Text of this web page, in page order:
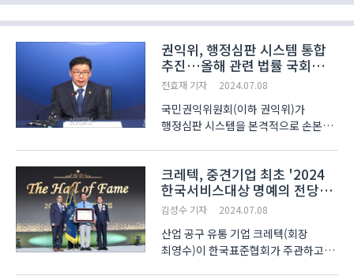
소학회로, 주요 목표는 사람을 위한
데이터 분석에 있다. 올해, 회원들은
춘계 (사)한국창업학회와 하계 (사)한..
권익위, 행정심판 시스템 통합
추진…올해 관련 법률 국회
제출
전효재 기자 2024.07.08
국민권익위원회(이하 권익위)가
행정심판 시스템을 본격적으로 손본다.
행정심판 시스템’을 내년 상반기
구축하고, 66개 행정심판기관 통합도
추진한다. 유철환 권익위원장은 ..
크레텍, 중견기업 최초 '2024
한국서비스대상 명예의 전당
헌정
김성수 기자 2024.07.08
산업 공구 유통 기업 크레텍(회장
최영수)이 한국표준협회가 주관하고